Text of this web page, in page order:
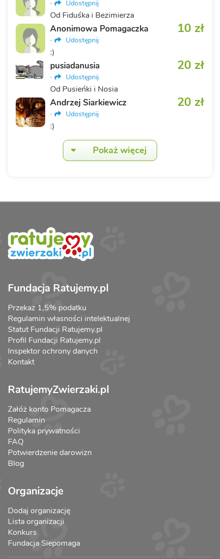
· Udostępnij
Od Fiduśka i Bezimierza
10 zł
Anonimowa Pomagaczka
· Udostępnij
:)
20 zł
pusiadanusia
· Udostępnij
Od Pusieńki i Nosia
20 zł
Andrzej Siarkiewicz
· Udostępnij
:)
Pokaż więcej
Fundacja Ratujemy.pl
Przekaż 1,5% podatku
Regulamin własności intelektualnej
Statut Fundacji Ratujemy.pl
Profil Fundacji Ratujemy.pl
Inspektor ochrony danych
Kontakt
RatujemyZwierzaki.pl
Załóż konto Pomagacza
Regulamin
Polityka prywatności
FAQ
Potwierdzenie darowizn
Blog
Organizacje
Dodaj organizację
Lista organizacji
Konkurs
Fundacja Siepomaga